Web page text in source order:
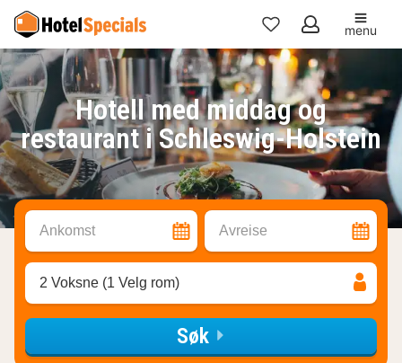
Mine
favoritter
menu
Hotell med middag og
restaurant i Schleswig-Holstein
Ankomst Avreise
2 Voksne (1 Velg rom)
Søk